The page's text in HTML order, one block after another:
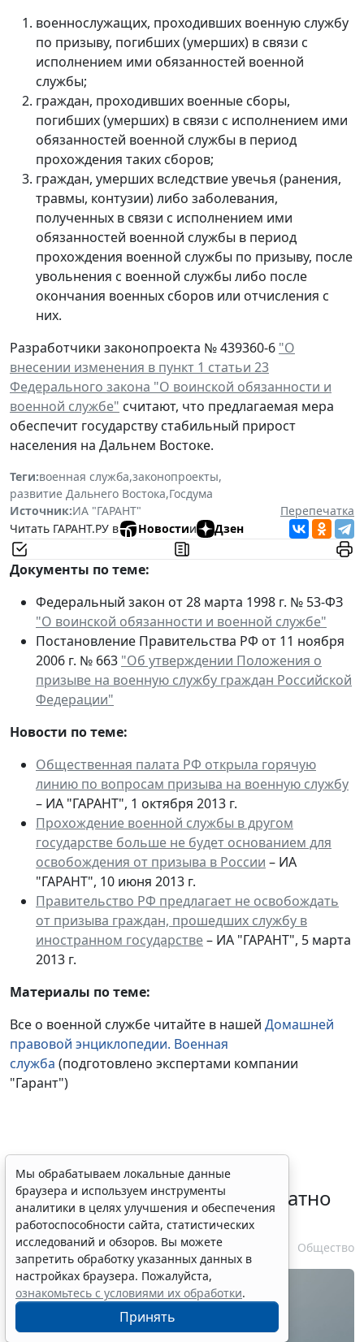
военнослужащих, проходивших военную службу
по призыву, погибших (умерших) в связи с
исполнением ими обязанностей военной
службы;
граждан, проходивших военные сборы,
погибших (умерших) в связи с исполнением ими
обязанностей военной службы в период
прохождения таких сборов;
граждан, умерших вследствие увечья (ранения,
травмы, контузии) либо заболевания,
полученных в связи с исполнением ими
обязанностей военной службы в период
прохождения военной службы по призыву, после
увольнения с военной службы либо после
окончания военных сборов или отчисления с
них.
Разработчики законопроекта № 439360-6 "О
внесении изменения в пункт 1 статьи 23
Федерального закона "О воинской обязанности и
военной службе" считают, что предлагаемая мера
обеспечит государству стабильный прирост
населения на Дальнем Востоке.
Теги:военная служба,законопроекты,
развитие Дальнего Востока,Госдума
Источник:ИА "ГАРАНТ"
Перепечатка
Читать ГАРАНТ.РУ в
Новостии Дзен
Документы по теме:
Федеральный закон от 28 марта 1998 г. № 53-ФЗ
"О воинской обязанности и военной службе"
Постановление Правительства РФ от 11 ноября
2006 г. № 663 "Об утверждении Положения о
призыве на военную службу граждан Российской
Федерации"
Новости по теме:
Общественная палата РФ открыла горячую
линию по вопросам призыва на военную службу
– ИА "ГАРАНТ", 1 октября 2013 г.
Прохождение военной службы в другом
государстве больше не будет основанием для
освобождения от призыва в России – ИА
"ГАРАНТ", 10 июня 2013 г.
Правительство РФ предлагает не освобождать
от призыва граждан, прошедших службу в
иностранном государстве– ИА "ГАРАНТ", 5 марта
2013 г.
Материалы по теме:
Все о военной службе читайте в нашей Домашней
правовой энциклопедии. Военная
служба (подготовлено экспертами компании
"Гарант")
Временное удостоверение
личности оформляется бесплатно
при утрате паспорта
7 августа 2026 17:55 Общество
Мы обрабатываем локальные данные
браузера и используем инструменты
аналитики в целях улучшения и обеспечения
работоспособности сайта, статистических
исследований и обзоров. Вы можете
запретить обработку указанных данных в
настройках браузера. Пожалуйста,
ознакомьтесь с условиями их обработки.
Принять